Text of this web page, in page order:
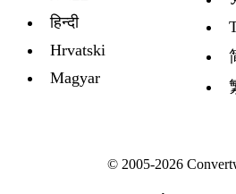
हिन्दी
Hrvatski
Magyar
© 2005-2026